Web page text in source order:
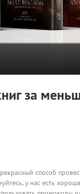
за
способ
у нас есть